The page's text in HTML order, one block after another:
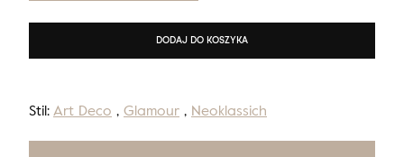
Stil:Art Deco , Glamour , Neoklassich
DODAJ DO KOSZYKA